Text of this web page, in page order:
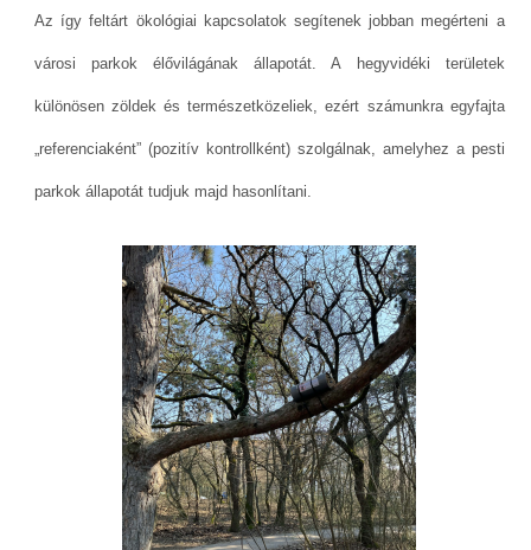
Az így feltárt ökológiai kapcsolatok segítenek jobban megérteni a
városi parkok élővilágának állapotát. A hegyvidéki területek
különösen zöldek és természetközeliek, ezért számunkra egyfajta
„referenciaként” (pozitív kontrollként) szolgálnak, amelyhez a pesti
parkok állapotát tudjuk majd hasonlítani.